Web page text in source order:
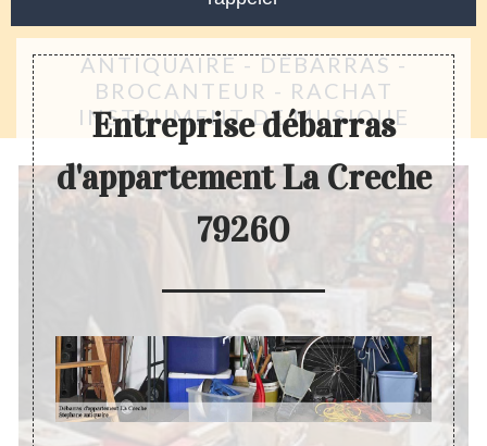
ANTIQUAIRE - DÉBARRAS -
BROCANTEUR - RACHAT
INSTRUMENT DE MUSIQUE
Entreprise débarras
d'appartement La Creche
79260